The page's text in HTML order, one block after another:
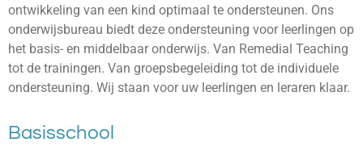
ontwikkeling van een kind optimaal te ondersteunen. Ons
onderwijsbureau biedt deze ondersteuning voor leerlingen op
het basis- en middelbaar onderwijs. Van Remedial Teaching
tot de trainingen. Van groepsbegeleiding tot de individuele
ondersteuning. Wij staan voor uw leerlingen en leraren klaar.
Basisschool